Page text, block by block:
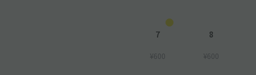
7
¥600
8
¥600